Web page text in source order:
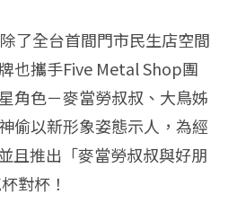
了全台首間門市民生店空間
也攜手Five Metal Shop團
角色－麥當勞叔叔、 大鳥姊
偷以新形象姿態示人，為經
且推出「麥當勞叔叔與好朋
對杯！